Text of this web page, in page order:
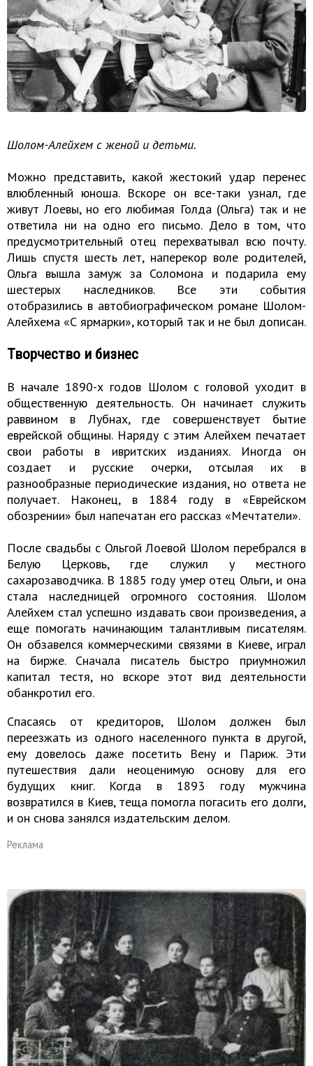
Шолом-Алейхем с женой и детьми.
Можно представить, какой жестокий удар перенес
влюбленный юноша. Вскоре он все-таки узнал, где
живут Лоевы, но его любимая Голда (Ольга) так и не
ответила ни на одно его письмо. Дело в том, что
предусмотрительный отец перехватывал всю почту.
Лишь спустя шесть лет, наперекор воле родителей,
Ольга вышла замуж за Соломона и подарила ему
шестерых наследников. Все эти события
отобразились в автобиографическом романе Шолом-
Алейхема «С ярмарки», который так и не был дописан.
Творчество и бизнес
В начале 1890-х годов Шолом с головой уходит в
общественную деятельность. Он начинает служить
раввином в Лубнах, где совершенствует бытие
еврейской общины. Наряду с этим Алейхем печатает
свои работы в ивритских изданиях. Иногда он
создает и русские очерки, отсылая их в
разнообразные периодические издания, но ответа не
получает. Наконец, в 1884 году в «Еврейском
обозрении» был напечатан его рассказ «Мечтатели».
После свадьбы с Ольгой Лоевой Шолом перебрался в
Белую Церковь, где служил у местного
сахарозаводчика. В 1885 году умер отец Ольги, и она
стала наследницей огромного состояния. Шолом
Алейхем стал успешно издавать свои произведения, а
еще помогать начинающим талантливым писателям.
Он обзавелся коммерческими связями в Киеве, играл
на бирже. Сначала писатель быстро приумножил
капитал тестя, но вскоре этот вид деятельности
обанкротил его.
Спасаясь от кредиторов, Шолом должен был
переезжать из одного населенного пункта в другой,
ему довелось даже посетить Вену и Париж. Эти
путешествия дали неоценимую основу для его
будущих книг. Когда в 1893 году мужчина
возвратился в Киев, теща помогла погасить его долги,
и он снова занялся издательским делом.
Реклама